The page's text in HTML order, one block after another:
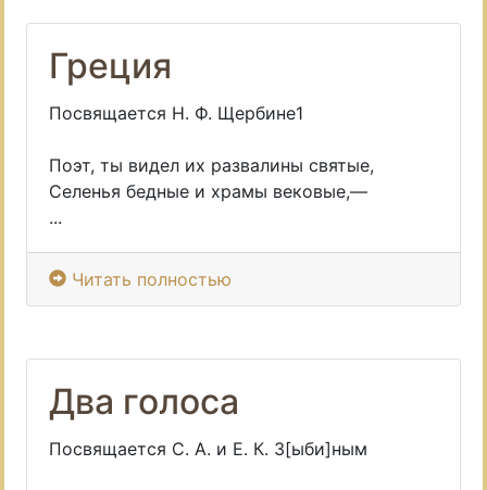
Греция
Посвящается Н. Ф. Щербине1
Поэт, ты видел их развалины святые,
Селенья бедные и храмы вековые,—
...
Читать полностью
Два голоса
Посвящается С. А. и Е. К. 3[ыби]ным